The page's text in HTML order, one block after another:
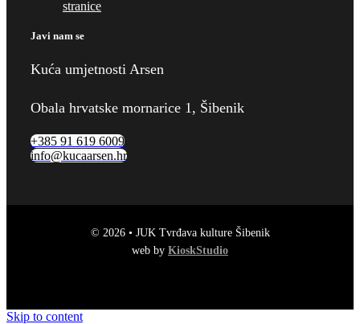
stranice
Javi nam se
Kuća umjetnosti Arsen
Obala hrvatske mornarice 1, Šibenik
+385 91 619 6009
info@kucaarsen.hr
© 2026 • JUK Tvrđava kulture Šibenik
web by KioskStudio
Skip to content